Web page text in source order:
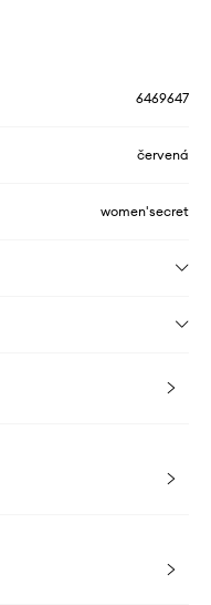
6469647
červená
women'secret